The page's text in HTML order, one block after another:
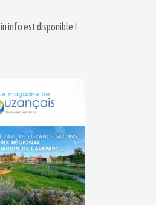
info est disponible !